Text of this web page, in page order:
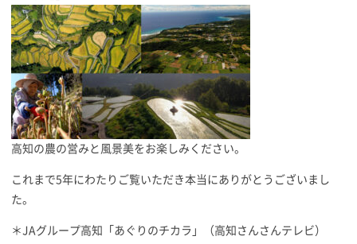
高知の農の営みと風景美をお楽しみください。
これまで5年にわたりご覧いただき本当にありがとうございまし
た。
＊JAグループ高知「あぐりのチカラ」（高知さんさんテレビ）